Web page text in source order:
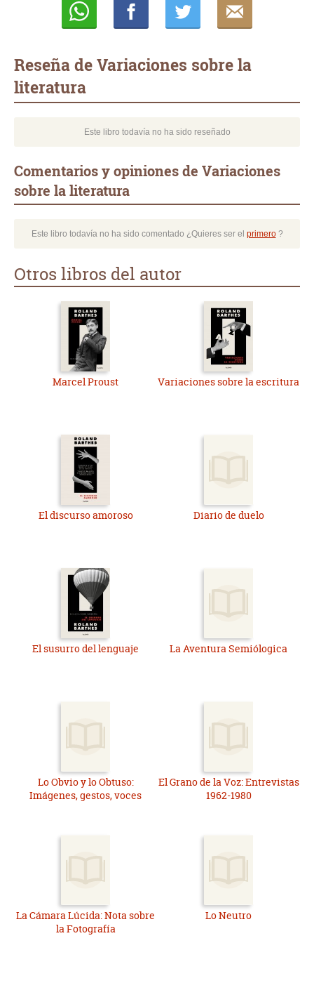
Reseña de Variaciones sobre la
literatura
Este libro todavía no ha sido reseñado
Comentarios y opiniones de Variaciones
sobre la literatura
Este libro todavía no ha sido comentado ¿Quieres ser el primero?
Otros libros del autor
Marcel Proust Variaciones sobre la escritura
El discurso amoroso Diario de duelo
El susurro del lenguaje La Aventura Semiólogica
Lo Obvio y lo Obtuso:
Imágenes, gestos, voces
El Grano de la Voz: Entrevistas
1962-1980
La Cámara Lúcida: Nota sobre
la Fotografía
Lo Neutro